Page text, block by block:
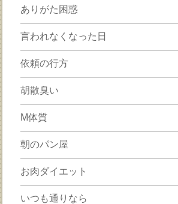
ありがた困惑
言われなくなった日
依頼の行方
胡散臭い
M体質
朝のパン屋
お肉ダイエット
いつも通りなら